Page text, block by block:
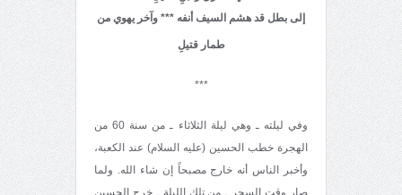
إلى بطل قد هشم السيف أنفه *** وآخر يهوي من
طمار قتيلِ
***
وفي ليلته ـ وهي ليلة الثلاثاء ـ من سنة 60 من
الهجرة خطب الحسين (عليه السلام) عند الكعبة،
وأخبر الناس أنه خارج مصبحاً إن شاء الله. ولما
صار وقت السحر ـ من تلك الليلة ـ خرج الحسين